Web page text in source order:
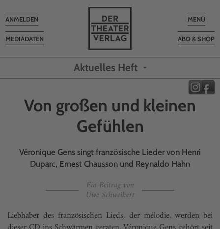
Toggle
MENÜ
ABO & SHOP
MEDIADATEN
Toggle
navigation
ANMELDEN
Aktuelles Heft
Von großen und kleinen
Gefühlen
Véronique Gens singt französische Lieder von Henri
Duparc, Ernest Chausson und Reynaldo Hahn
Ein Beitrag von
Uwe Schweikert
Liebhaber des französischen Lieds, der mélodie, werden bei